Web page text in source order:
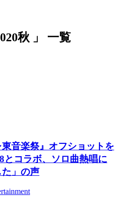
秋 」 一覧
音楽祭』オフショットを
とコラボ、ソロ曲熱唱に
た」の声